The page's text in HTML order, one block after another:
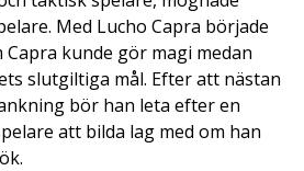
Med Lucho Capra började
kunde gör magi medan
slutgiltiga mål. Efter att nästan
bör han leta efter en
att bilda lag med om han